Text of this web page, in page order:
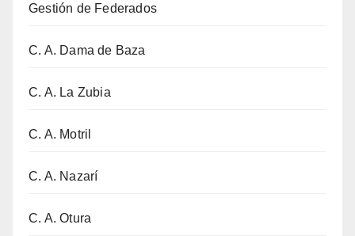
Gestión de Federados
C. A. Dama de Baza
C. A. La Zubia
C. A. Motril
C. A. Nazarí
C. A. Otura